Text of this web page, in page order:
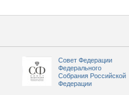
Совет Федерации
Федерального
Собрания Российской
Федерации